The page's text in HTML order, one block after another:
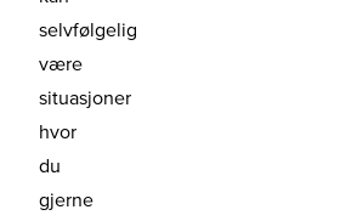
selvfølgelig
være
situasjoner
hvor
du
gjerne